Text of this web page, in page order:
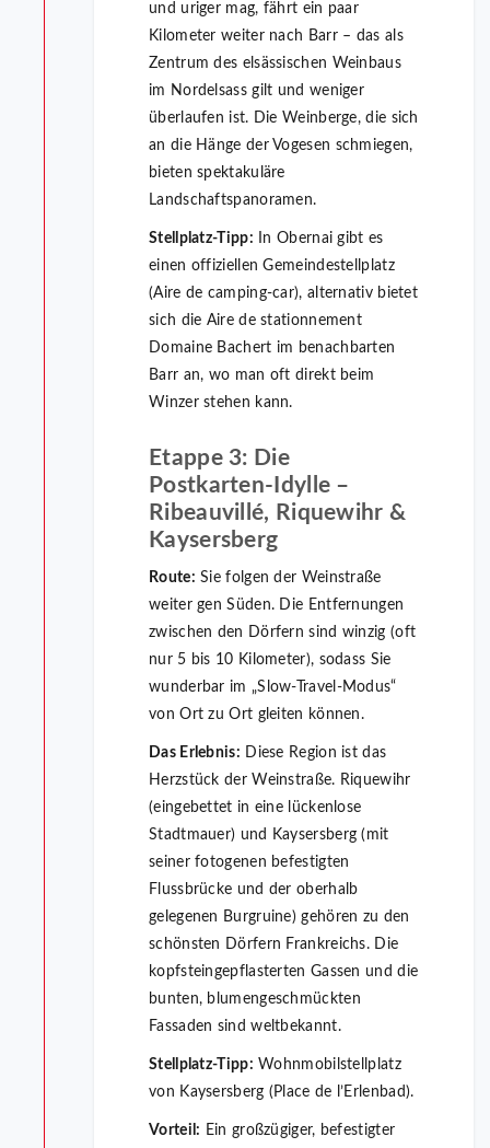
und uriger mag, fährt ein paar
Kilometer weiter nach Barr – das als
Zentrum des elsässischen Weinbaus
im Nordelsass gilt und weniger
überlaufen ist. Die Weinberge, die sich
an die Hänge der Vogesen schmiegen,
bieten spektakuläre
Landschaftspanoramen.
Stellplatz-Tipp: In Obernai gibt es
einen offiziellen Gemeindestellplatz
(Aire de camping-car), alternativ bietet
sich die Aire de stationnement
Domaine Bachert im benachbarten
Barr an, wo man oft direkt beim
Winzer stehen kann.
Etappe 3: Die
Postkarten-Idylle –
Ribeauvillé, Riquewihr &
Kaysersberg
Route: Sie folgen der Weinstraße
weiter gen Süden. Die Entfernungen
zwischen den Dörfern sind winzig (oft
nur 5 bis 10 Kilometer), sodass Sie
wunderbar im „Slow-Travel-Modus“
von Ort zu Ort gleiten können.
Das Erlebnis: Diese Region ist das
Herzstück der Weinstraße. Riquewihr
(eingebettet in eine lückenlose
Stadtmauer) und Kaysersberg (mit
seiner fotogenen befestigten
Flussbrücke und der oberhalb
gelegenen Burgruine) gehören zu den
schönsten Dörfern Frankreichs. Die
kopfsteingepflasterten Gassen und die
bunten, blumengeschmückten
Fassaden sind weltbekannt.
Stellplatz-Tipp: Wohnmobilstellplatz
von Kaysersberg (Place de l’Erlenbad).
Vorteil: Ein großzügiger, befestigter